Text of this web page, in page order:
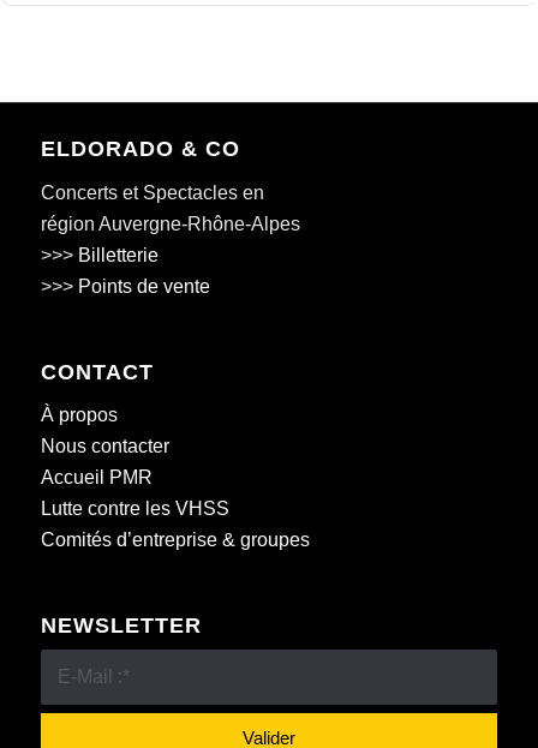
ELDORADO & CO
Concerts et Spectacles en
région Auvergne-Rhône-Alpes
>>> Billetterie
>>> Points de vente
CONTACT
À propos
Nous contacter
Accueil PMR
Lutte contre les VHSS
Comités d’entreprise & groupes
NEWSLETTER